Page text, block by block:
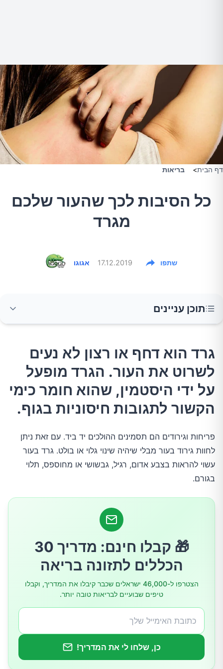
דף הבית> בריאות
כל הסיבות לכך שהעור שלכם
מגרד
אגוגו 17.12.2019 שתפו
תוכן עניינים
הגרד מופעל על ידי היסטמין, שהוא חומר כימי
הקשור לתגובות חיסוניות בגוף.
להלן גורמים שונים לגירוד עם ובלי פריחה:
הריון
מחלות כבד
מחלת כליה
תופעות לוואי של תרופות
פסוריאזיס
גרד הוא דחף או רצון לא נעים
לשרוט את העור. הגרד מופעל
על ידי היסטמין, שהוא חומר כימי
הקשור לתגובות חיסוניות בגוף.
פריחות וגירודים הם תסמינים ההולכים יד ביד. עם זאת ניתן
לחוות גירוד בעור מבלי שיהיה שינוי גלוי או בולט. גרד בעור
עשוי להראות בצבע אדום, רגיל, גבשושי או מחוספס, תלוי
בגורם.
🎁 קבלו חינם: מדריך 30
הכללים לתזונה בריאה
הצטרפו ל-46,000 ישראלים שכבר קיבלו את המדריך, וקבלו
טיפים שבועיים לבריאות טובה יותר.
כן, שלחו לי את המדריך!